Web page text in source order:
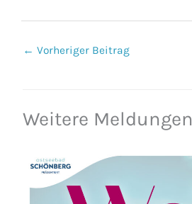
← Vorheriger Beitrag
Weitere Meldungen